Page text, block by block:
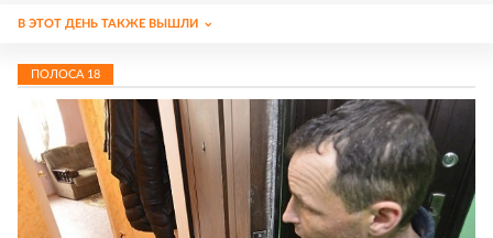
В ЭТОТ ДЕНЬ ТАКЖЕ ВЫШЛИ
ПОЛОСА 18